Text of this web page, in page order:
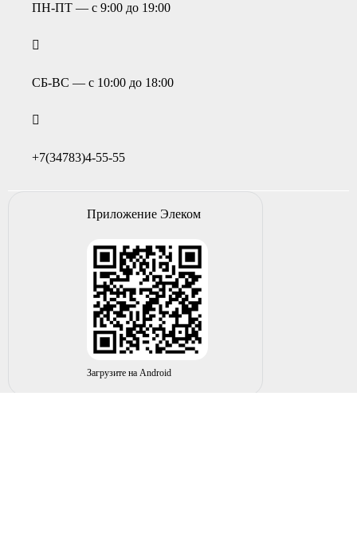
ПН-ПТ — с 9:00 до 19:00
СБ-ВС — с 10:00 до 18:00
+7(34783)4-55-55
Приложение Элеком
Загрузите на Android